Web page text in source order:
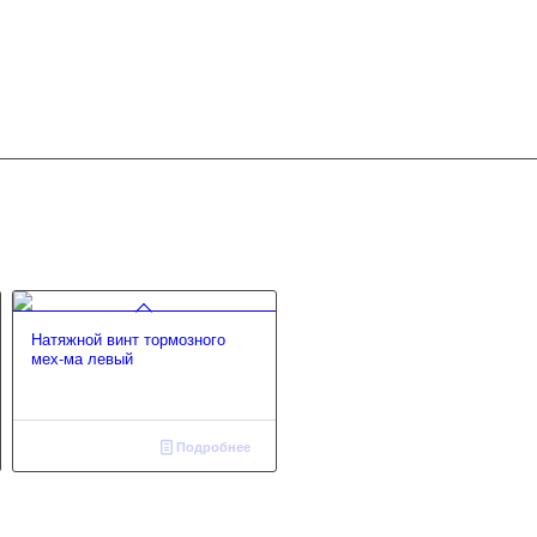
Натяжной винт тормозного
мех-ма левый
Подробнее